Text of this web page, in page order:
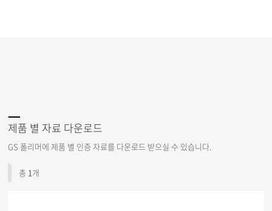
제품 별 자료 다운로드
GS 폴리머에 제품 별 인증 자료를 다운로드 받으실 수 있습니다.
총 1개